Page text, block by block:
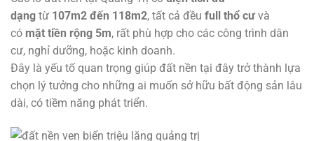
dạng từ 107m2 đến 118m2, tất cả đều full thổ cưvà
có mặt tiền rộng 5m, rất phù hợp cho các công trình dân
cư, nghỉ dưỡng, hoặc kinh doanh.
Đây là yếu tố quan trọng giúp đất nền tại đây trở thành lựa
chọn lý tưởng cho những ai muốn sở hữu bất động sản lâu
dài, có tiềm năng phát triển.